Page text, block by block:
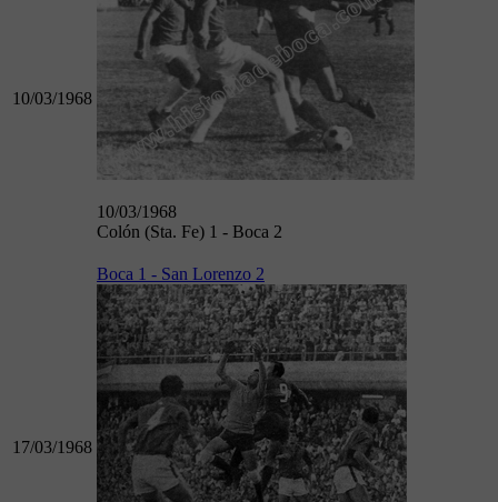
10/03/1968
10/03/1968
Colón (Sta. Fe) 1 - Boca 2
17/03/1968
Boca 1 - San Lorenzo 2